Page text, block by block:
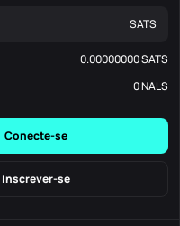
SATS
0.00000000SATS
0NALS
Conecte-se
Inscrever-se